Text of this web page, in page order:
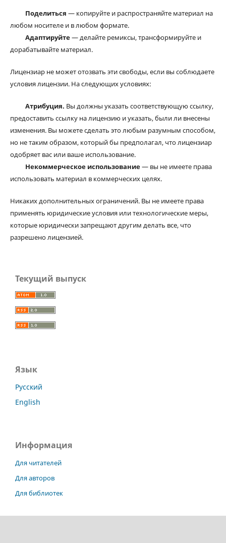
Поделиться — копируйте и распространяйте материал на
любом носителе и в любом формате.
Адаптируйте— делайте ремиксы, трансформируйте и
дорабатывайте материал.
Лицензиар не может отозвать эти свободы, если вы соблюдаете
условия лицензии. На следующих условиях:
Атрибуция. Вы должны указать соответствующую ссылку,
предоставить ссылку на лицензию и указать, были ли внесены
изменения. Вы можете сделать это любым разумным способом,
но не таким образом, который бы предполагал, что лицензиар
одобряет вас или ваше использование.
Некоммерческое использование— вы не имеете права
использовать материал в коммерческих целях.
Никаких дополнительных ограничений. Вы не имеете права
применять юридические условия или технологические меры,
которые юридически запрещают другим делать все, что
разрешено лицензией.
Текущий выпуск
Язык
Русский
English
Информация
Для читателей
Для авторов
Для библиотек